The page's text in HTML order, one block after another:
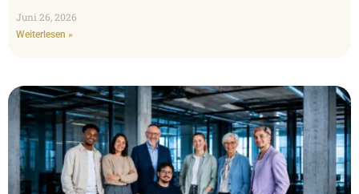
Juni 26, 2026
Weiterlesen »